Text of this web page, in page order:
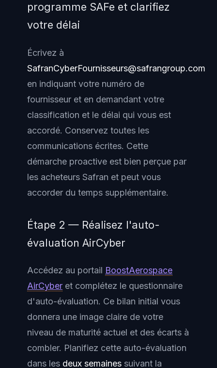
programme SAFe et clarifiez
votre délai
Écrivez à
SafranCyberFournisseurs@safrangroup.com
en indiquant votre numéro de
fournisseur et en demandant votre
classification et le délai qui vous est
accordé. Conservez toutes les
communications écrites. Cette
démarche proactive est bien perçue par
les acheteurs Safran et peut vous
accorder du temps supplémentaire.
Étape 2 — Réalisez l'auto-
évaluation AirCyber
Accédez au portail BoostAerospace
AirCyber et complétez le questionnaire
d'auto-évaluation. Ce bilan initial vous
donnera une image claire de votre
niveau de maturité actuel et des écarts à
combler. Planifiez cette auto-évaluation
dans les deux semaines suivant la